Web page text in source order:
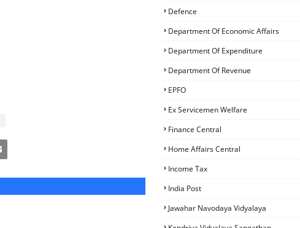
Defence
Department Of Economic Affairs
Department Of Expenditure
Department Of Revenue
EPFO
Ex Servicemen Welfare
Finance Central
Home Affairs Central
Income Tax
India Post
Jawahar Navodaya Vidyalaya